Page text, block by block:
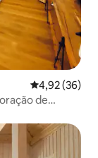
4,92 de uma
4,92 (36)
de